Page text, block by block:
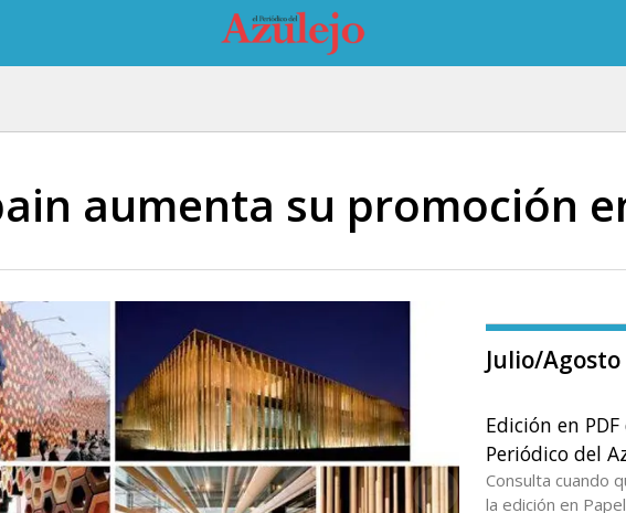
aumenta su promoción
Julio/Agosto
Edición en PDF
Periódico del
Consulta cuando
la edición en